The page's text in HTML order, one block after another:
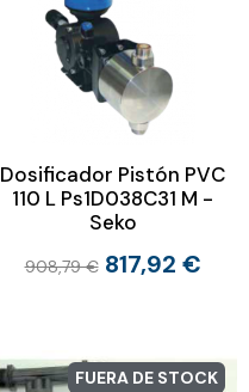
Dosificador Pistón PVC
110 L Ps1D038C31 M -
Seko
908,79 € 817,92 €
FUERA DE STOCK